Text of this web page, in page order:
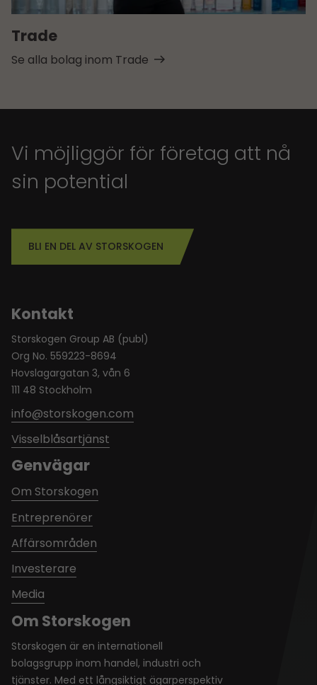
Trade
Se alla bolag inom Trade
Vi möjliggör för företag att nå
sin potential
BLI EN DEL AV STORSKOGEN
Om Storskogen
Storskogen är en internationell
bolagsgrupp inom handel, industri och
tjänster. Med ett långsiktigt ägarperspektiv
Kontakt
Storskogen Group AB (publ)
Org No. 559223-8694
Hovslagargatan 3, vån 6
111 48 Stockholm
info@storskogen.com
Visselblåsartjänst
Genvägar
Om Storskogen
Entreprenörer
Affärsområden
Investerare
Media